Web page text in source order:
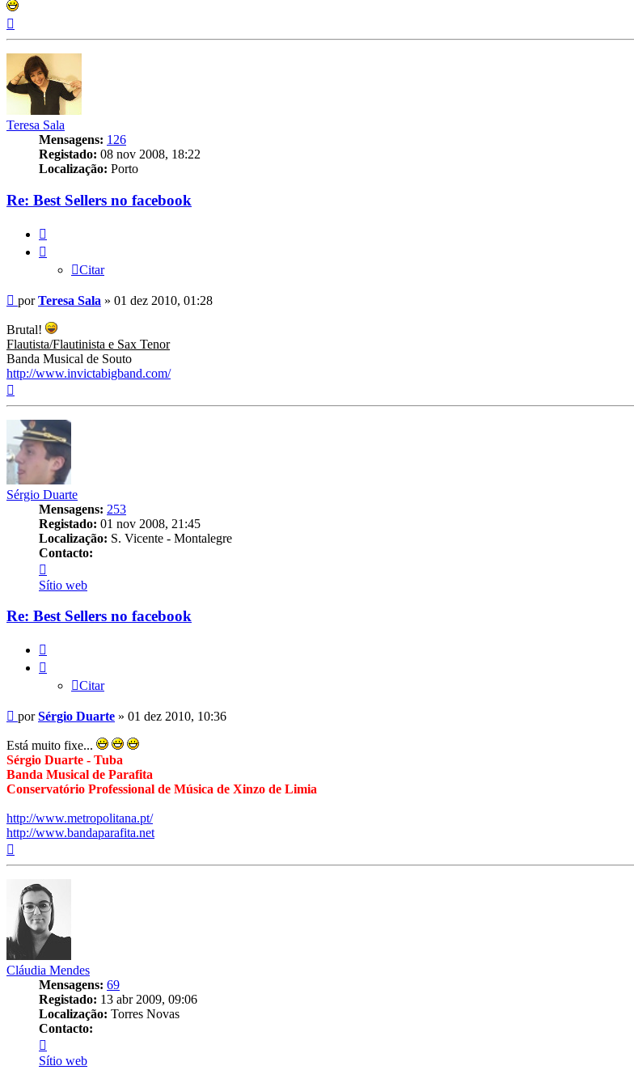
Teresa Sala
Mensagens: 126
Registado: 08 nov 2008, 18:22
Localização: Porto
Re: Best Sellers no facebook
Citar
Mensagem
porTeresa Sala » 01 dez 2010, 01:28
Brutal!
Flautista/Flautinista e Sax Tenor
Banda Musical de Souto
http://www.invictabigband.com/
Sérgio Duarte
Mensagens: 253
Registado: 01 nov 2008, 21:45
Localização: S. Vicente - Montalegre
Contacto:
Sérgio
Duarte
Sítio web
Re: Best Sellers no facebook
Citar
Mensagem
porSérgio Duarte » 01 dez 2010, 10:36
Está muito fixe...
Sérgio Duarte - Tuba
Banda Musical de Parafita
Conservatório Professional de Música de Xinzo de Limia
http://www.metropolitana.pt/
http://www.bandaparafita.net
Cláudia Mendes
Mensagens: 69
Registado: 13 abr 2009, 09:06
Localização: Torres Novas
Contacto:
Cláudia
Mendes
Sítio web